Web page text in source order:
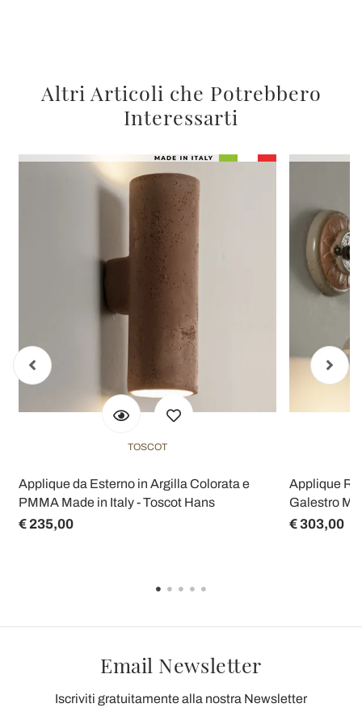
Altri Articoli che Potrebbero
Interessarti
TOSCOT
Applique da Esterno in Argilla Colorata e
PMMA Made in Italy - Toscot Hans
€ 235,00
Applique
Galestro
€ 303,00
Email Newsletter
Iscriviti gratuitamente alla nostra Newsletter